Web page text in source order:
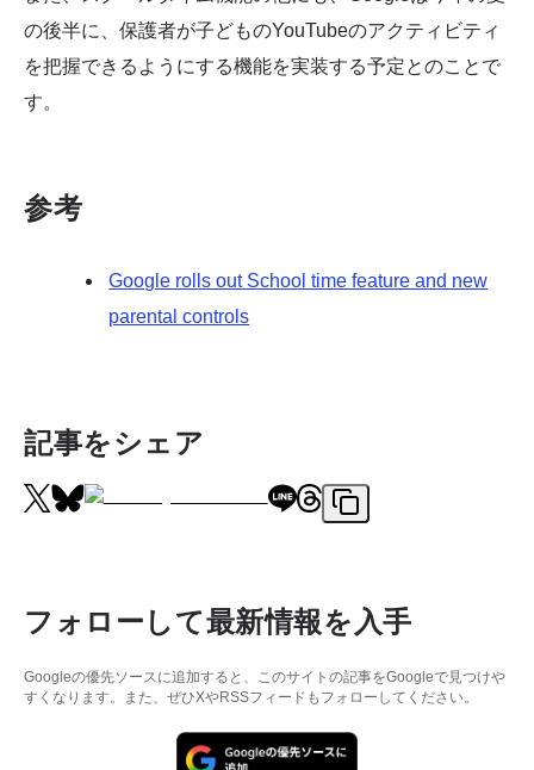
の後半に、保護者が子どものYouTubeのアクティビティ
を把握できるようにする機能を実装する予定とのことで
す。
参考
Google rolls out School time feature and new
parental controls
記事をシェア
フォローして最新情報を入手
Googleの優先ソースに追加すると、このサイトの記事をGoogleで見つけや
すくなります。また、ぜひXやRSSフィードもフォローしてください。